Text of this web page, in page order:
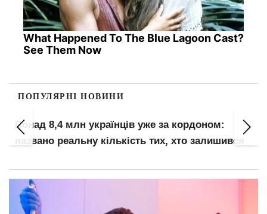
What Happened To The Blue Lagoon Cast?
See Them Now
ПОПУЛЯРНІ НОВИНИ
Сором із дитинства: 7 батьківських
руйнують психіку на все життя